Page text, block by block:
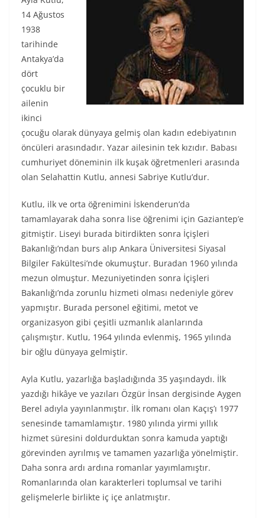
14 Ağustos
1938
tarihinde
Antakya’da
dört
çocuklu bir
ailenin
ikinci
çocuğu olarak dünyaya gelmiş olan kadın edebiyatının
öncüleri arasındadır. Yazar ailesinin tek kızıdır. Babası
cumhuriyet döneminin ilk kuşak öğretmenleri arasında
olan Selahattin Kutlu, annesi Sabriye Kutlu’dur.
Kutlu, ilk ve orta öğrenimini İskenderun’da
tamamlayarak daha sonra lise öğrenimi için Gaziantep’e
gitmiştir. Liseyi burada bitirdikten sonra İçişleri
Bakanlığı’ndan burs alıp Ankara Üniversitesi Siyasal
Bilgiler Fakültesi’nde okumuştur. Buradan 1960 yılında
mezun olmuştur. Mezuniyetinden sonra İçişleri
Bakanlığı’nda zorunlu hizmeti olması nedeniyle görev
yapmıştır. Burada personel eğitimi, metot ve
organizasyon gibi çeşitli uzmanlık alanlarında
çalışmıştır. Kutlu, 1964 yılında evlenmiş, 1965 yılında
bir oğlu dünyaya gelmiştir.
Ayla Kutlu, yazarlığa başladığında 35 yaşındaydı. İlk
yazdığı hikâye ve yazıları Özgür İnsan dergisinde Aygen
Berel adıyla yayınlanmıştır. İlk romanı olan Kaçış’ı 1977
senesinde tamamlamıştır. 1980 yılında yirmi yıllık
hizmet süresini doldurduktan sonra kamuda yaptığı
görevinden ayrılmış ve tamamen yazarlığa yönelmiştir.
Daha sonra ardı ardına romanlar yayımlamıştır.
Romanlarında olan karakterleri toplumsal ve tarihi
gelişmelerle birlikte iç içe anlatmıştır.